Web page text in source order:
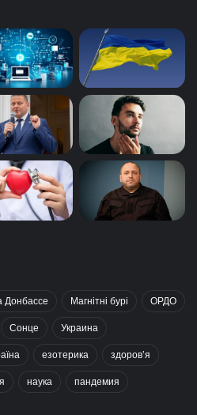
Донбассе Магнітні бурі ОРДО
Сонце Украина
езотерика здоров’я
наука пандемия